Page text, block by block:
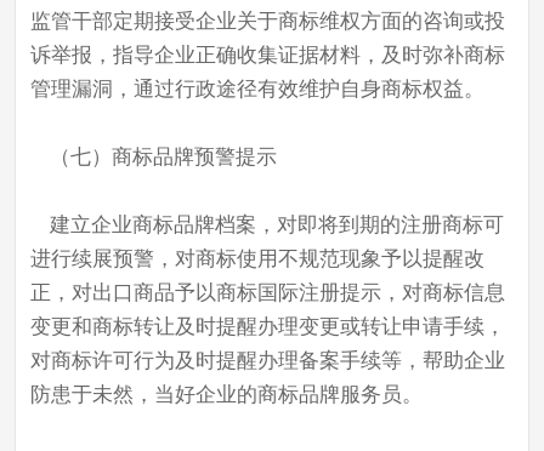
监管干部定期接受企业关于商标维权方面的咨询或投
诉举报，指导企业正确收集证据材料，及时弥补商标
管理漏洞，通过行政途径有效维护自身商标权益。
（七）商标品牌预警提示
建立企业商标品牌档案，对即将到期的注册商标可
进行续展预警，对商标使用不规范现象予以提醒改
正，对出口商品予以商标国际注册提示，对商标信息
变更和商标转让及时提醒办理变更或转让申请手续，
对商标许可行为及时提醒办理备案手续等，帮助企业
防患于未然，当好企业的商标品牌服务员。